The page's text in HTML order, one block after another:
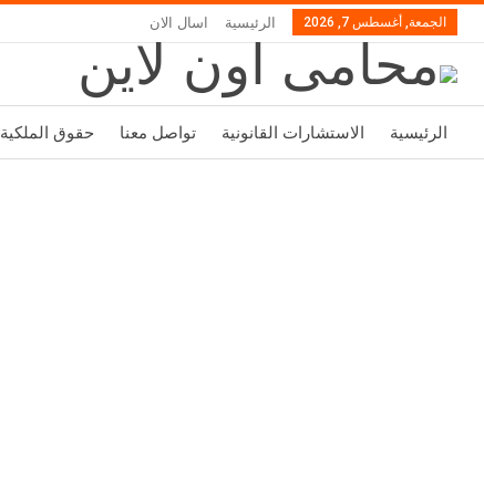
الجمعة, أغسطس 7, 2026 الرئيسية اسال الان
الرئيسية الاستشارات القانونية تواصل معنا حقوق الملكية